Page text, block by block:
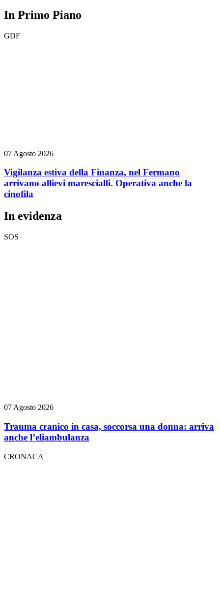
In Primo Piano
GDF
07 Agosto 2026
Vigilanza estiva della Finanza, nel Fermano
arrivano allievi marescialli. Operativa anche la
cinofila
In evidenza
SOS
07 Agosto 2026
Trauma cranico in casa, soccorsa una donna: arriva
anche l’eliambulanza
CRONACA